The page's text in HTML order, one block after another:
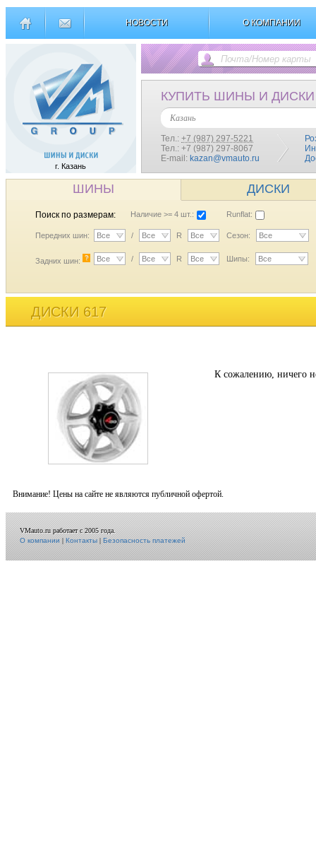
НОВОСТИ О КОМПАНИИ
г. Казань
КУПИТЬ ШИНЫ И ДИСКИ
Казань
Тел.: +7 (987) 297-5221
Тел.: +7 (987) 297-8067
E-mail: kazan@vmauto.ru
ШИНЫ ДИСКИ
Поиск по размерам: Наличие >= 4 шт.: Runflat:
Передних шин: Все / Все R Все Сезон: Все
Задних шин: ? Все / Все R Все Шипы: Все
ДИСКИ 617
К сожалению, ничего
Внимание! Цены на сайте не являются публичной офертой.
VMauto.ru работает с 2005 года.
О компании|Контакты|Безопасность платежей